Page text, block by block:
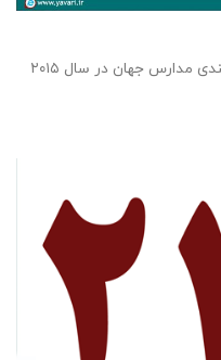
چندی پیش بی بی سی آماری را از رتبه‌بندی مدارس جهان در سال ۲۰۱۵